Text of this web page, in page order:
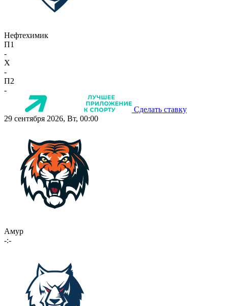
Нефтехимик
П1
-
X
-
П2
-
Сделать ставку
29 сентября 2026, Вт, 00:00
Амур
-:-